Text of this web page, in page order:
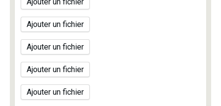
Ajouter un fichier
Ajouter un fichier
Ajouter un fichier
Ajouter un fichier
Ajouter un fichier